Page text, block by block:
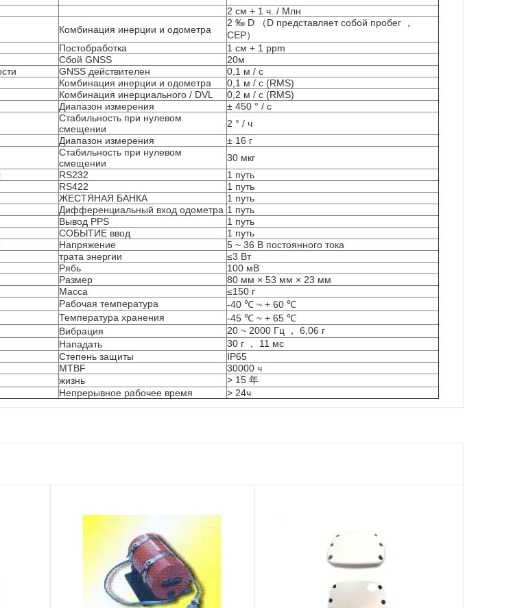
2 см + 1 ч. / Млн
Комбинация инерции и одометра
2 ‰ D （D представляет собой пробег ，
CEP）
Постобработка
1 см + 1 ppm
Сбой GNSS
20м
GNSS действителен
0,1 м / с
Комбинация инерции и одометра
0,1 м / с (RMS)
Комбинация инерциального / DVL
0,2 м / с (RMS)
Диапазон измерения
± 450 ° / с
Стабильность при нулевом
смещении
2 ° / ч
Диапазон измерения
± 16 г
Стабильность при нулевом
смещении
30 мкг
RS232
1 путь
RS422
1 путь
ЖЕСТЯНАЯ БАНКА
1 путь
Дифференциальный вход одометра 1 путь
Вывод PPS
1 путь
СОБЫТИЕ ввод
1 путь
Напряжение
5 ~ 36 В постоянного тока
трата энергии
≤3 Вт
Рябь
100 мВ
Размер
80 мм × 53 мм × 23 мм
Масса
≤150 г
Рабочая температура
-40 ℃ ~ + 60 ℃
Температура хранения
-45 ℃ ~ + 65 ℃
Вибрация
20 ~ 2000 Гц ， 6,06 г
Нападать
30 г ， 11 мс
Степень защиты
IP65
MTBF
30000 ч
жизнь
> 15 年
Непрерывное рабочее время
> 24ч